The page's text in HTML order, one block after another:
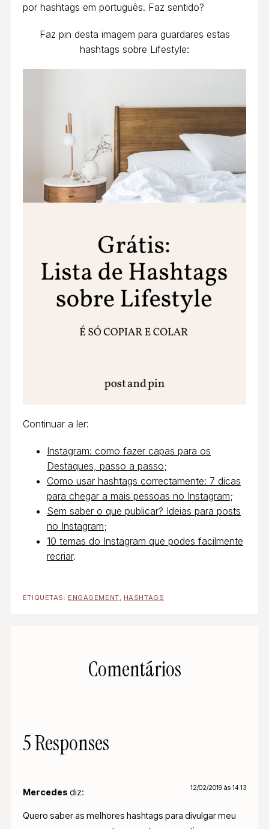
por hashtags em português. Faz sentido?
Faz pin desta imagem para guardares estas
hashtags sobre Lifestyle:
Continuar a ler:
Instagram: como fazer capas para os
Destaques, passo a passo;
Como usar hashtags correctamente: 7 dicas
para chegar a mais pessoas no Instagram;
Sem saber o que publicar? Ideias para posts
no Instagram;
10 temas do Instagram que podes facilmente
recriar.
ETIQUETAS: ENGAGEMENT, HASHTAGS
Comentários
5 Responses
Mercedes diz: 12/02/2019 às 14:13
Quero saber as melhores hashtags para divulgar meu